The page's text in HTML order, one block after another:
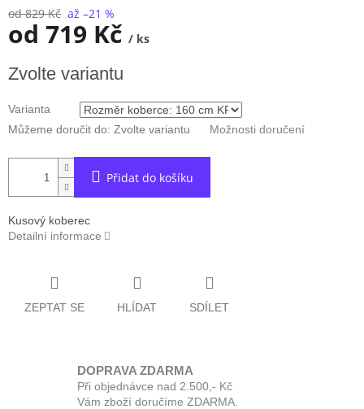
od 829 Kč až –21 %
od 719 Kč / ks
cena:
Zvolte variantu
Varianta
Můžeme doručit do: Zvolte variantu Možnosti doručení
Přidat do košíku
Kusový koberec
Detailní informace
ZEPTAT SE HLÍDAT SDÍLET
DOPRAVA ZDARMA
Při objednávce nad 2.500,- Kč
Vám zboží doručíme ZDARMA.